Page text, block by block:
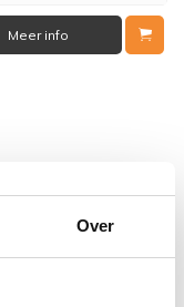
Over
Meer info
Deel jouw
we een